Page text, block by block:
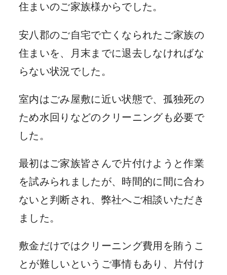
住まいのご家族様からでした。
安八郡のご自宅で亡くなられたご家族の
住まいを、月末までに退去しなければな
らない状況でした。
室内はごみ屋敷に近い状態で、孤独死の
ため水回りなどのクリーニングも必要で
した。
最初はご家族皆さんで片付けようと作業
を試みられましたが、時間的に間に合わ
ないと判断され、弊社へご相談いただき
ました。
敷金だけではクリーニング費用を賄うこ
とが難しいというご事情もあり、片付け